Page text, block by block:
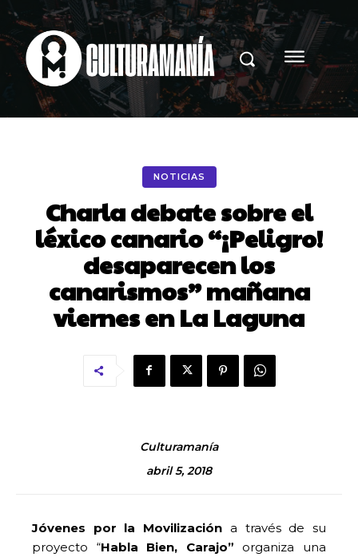
NOTICIAS
Charla debate sobre el
léxico canario “¡Peligro!
desaparecen los
canarismos” mañana
viernes en La Laguna
Culturamanía
abril 5, 2018
Jóvenes por la Movilización a través de su
proyecto “Habla Bien, Carajo” organiza una